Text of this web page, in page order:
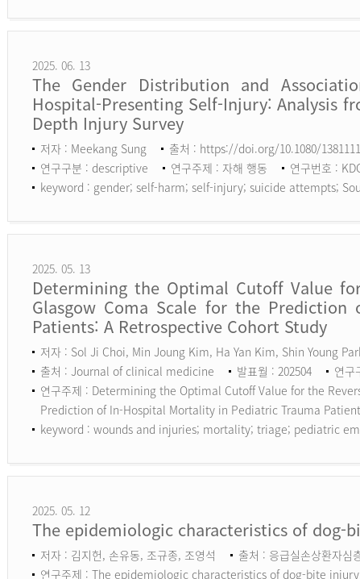
2025. 06. 13
The Gender Distribution and
Hospital-Presenting Self-Injury: Analysis
Depth Injury Survey
저자 : Meekang Sung 출처 : https://doi.org/10.1080/
연구구분 : descriptive
연구주제 : 자해 행동
연구번호 :
keyword : gender; self-harm; self-injury; suicide attempts;
2025. 05. 13
Determining the Optimal Cutoff Value
Glasgow Coma Scale for the
Patients: A Retrospective Cohort Study
저자 : Sol Ji Choi, Min Joung Kim, Ha Yan Kim, Shin Young
출처 : Journal of clinical medicine
발표월 : 202504
연구
연구주제 : Determining the Optimal Cutoff Value for the
Prediction of In-Hospital Mortality in Pediatric Trauma
keyword : wounds and injuries; mortality; triage; pediatric
2025. 05. 12
The epidemiologic characteristics of dog-
저자 : 김지헌, 손유동, 조규종, 조영석 출처 : 응급실손상환자심
연구주제 : The epidemiologic characteristics of dog-bite